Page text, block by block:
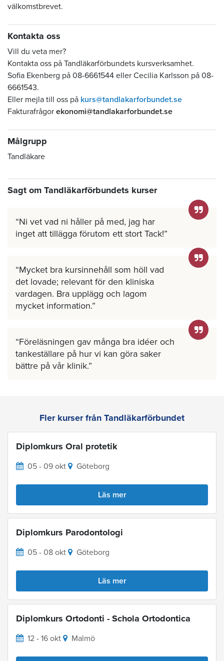
välkomstbrevet.
Kontakta oss
Vill du veta mer?
Kontakta oss på Tandläkarförbundets kursverksamhet.
Sofia Ekenberg på 08-6661544 eller Cecilia Karlsson på 08-
6661543.
Eller mejla till oss på kurs@tandlakarforbundet.se
Fakturafrågor ekonomi@tandlakarforbundet.se
Målgrupp
Tandläkare
Sagt om Tandläkarförbundets kurser
Ni vet vad ni håller på med, jag har
inget att tillägga förutom ett stort Tack!
Mycket bra kursinnehåll som höll vad
det lovade; relevant för den kliniska
vardagen. Bra upplägg och lagom
mycket information.
Föreläsningen gav många bra idéer och
tankeställare på hur vi kan göra saker
bättre på vår klinik.
Fler kurser från Tandläkarförbundet
Diplomkurs Oral protetik
05 - 09 okt Göteborg
Läs mer
Diplomkurs Parodontologi
05 - 08 okt Göteborg
Läs mer
Diplomkurs Ortodonti - Schola Ortodontica
12 - 16 okt Malmö